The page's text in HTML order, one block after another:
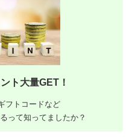
ト大量GET！
フトコードなど
って知ってましたか？